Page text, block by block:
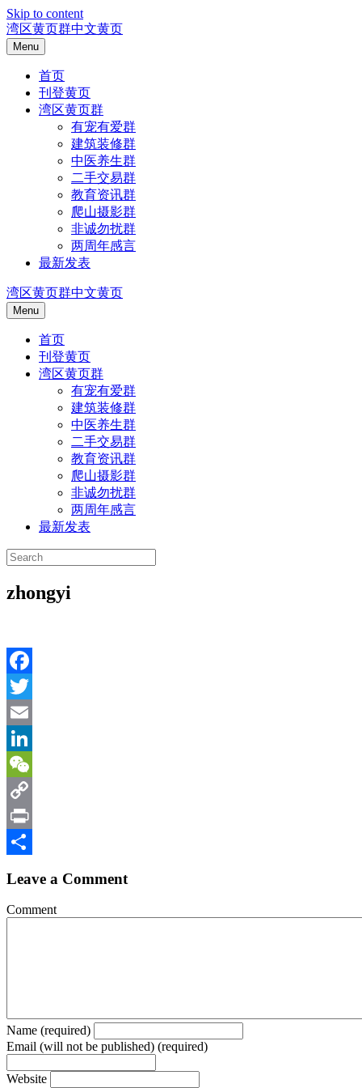
Skip to content
湾区黄页群中文黄页
Menu
首页
刊登黄页
湾区黄页群
有宠有爱群
建筑装修群
中医养生群
二手交易群
教育资讯群
爬山摄影群
非诚勿扰群
两周年感言
最新发表
湾区黄页群中文黄页
Menu
首页
刊登黄页
湾区黄页群
有宠有爱群
建筑装修群
中医养生群
二手交易群
教育资讯群
爬山摄影群
非诚勿扰群
两周年感言
最新发表
zhongyi
Facebook
Twitter
Email
LinkedIn
WeChat
Copy
Link
Print
Leave a Comment
Comment
Name (required)
Email (will not be published) (required)
Website